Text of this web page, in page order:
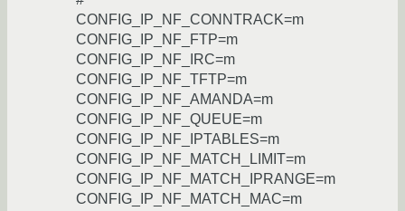
CONFIG_IP_NF_CONNTRACK=m
CONFIG_IP_NF_FTP=m
CONFIG_IP_NF_IRC=m
CONFIG_IP_NF_TFTP=m
CONFIG_IP_NF_AMANDA=m
CONFIG_IP_NF_QUEUE=m
CONFIG_IP_NF_IPTABLES=m
CONFIG_IP_NF_MATCH_LIMIT=m
CONFIG_IP_NF_MATCH_IPRANGE=m
CONFIG_IP_NF_MATCH_MAC=m